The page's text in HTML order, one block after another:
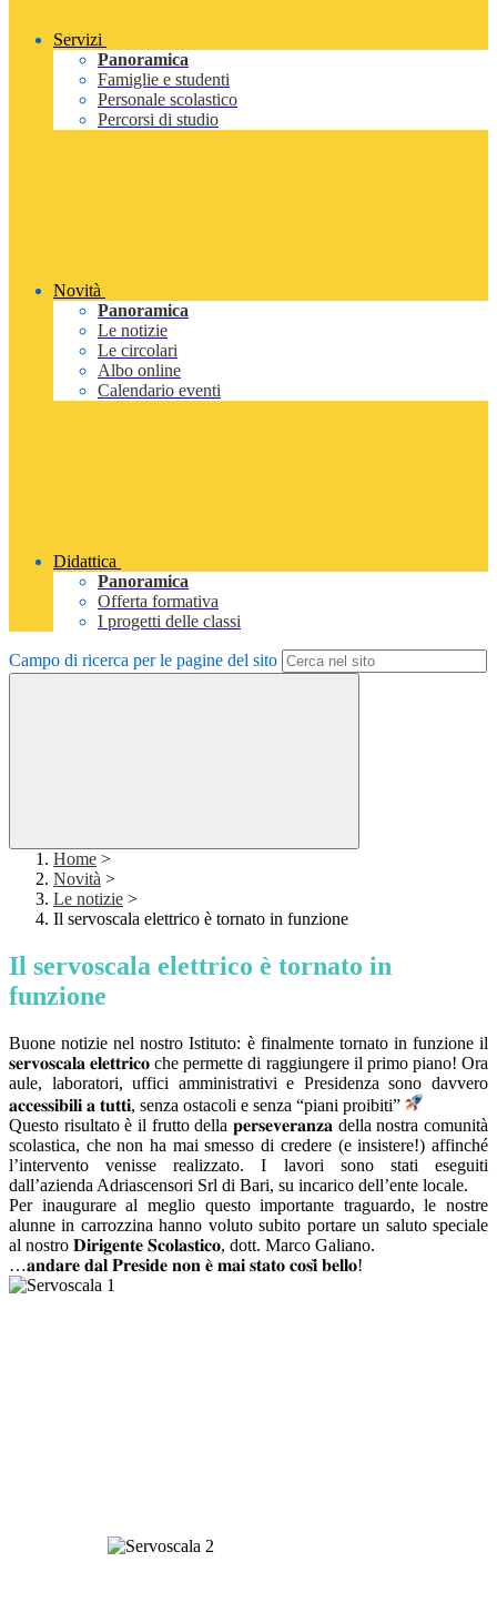
Servizi
Panoramica
Famiglie e studenti
Personale scolastico
Percorsi di studio
Novità
Panoramica
Le notizie
Le circolari
Albo online
Calendario eventi
Didattica
Panoramica
Offerta formativa
I progetti delle classi
Campo di ricerca per le pagine del sito
Home >
Novità >
Le notizie >
Il servoscala elettrico è tornato in funzione
Il servoscala elettrico è tornato in
funzione
Buone notizie nel nostro Istituto: è finalmente tornato in funzione il
𝐬𝐞𝐫𝐯𝐨𝐬𝐜𝐚𝐥𝐚 𝐞𝐥𝐞𝐭𝐭𝐫𝐢𝐜𝐨 che permette di raggiungere il primo piano! Ora
aule, laboratori, uffici amministrativi e Presidenza sono davvero
𝐚𝐜𝐜𝐞𝐬𝐬𝐢𝐛𝐢𝐥𝐢 𝐚 𝐭𝐮𝐭𝐭𝐢, senza ostacoli e senza “piani proibiti”
Questo risultato è il frutto della 𝐩𝐞𝐫𝐬𝐞𝐯𝐞𝐫𝐚𝐧𝐳𝐚 della nostra comunità
scolastica, che non ha mai smesso di credere (e insistere!) affinché
l’intervento venisse realizzato. I lavori sono stati eseguiti
dall’azienda Adriascensori Srl di Bari, su incarico dell’ente locale.
Per inaugurare al meglio questo importante traguardo, le nostre
alunne in carrozzina hanno voluto subito portare un saluto speciale
al nostro 𝐃𝐢𝐫𝐢𝐠𝐞𝐧𝐭𝐞 𝐒𝐜𝐨𝐥𝐚𝐬𝐭𝐢𝐜𝐨, dott. Marco Galiano.
…𝐚𝐧𝐝𝐚𝐫𝐞 𝐝𝐚𝐥 𝐏𝐫𝐞𝐬𝐢𝐝𝐞 𝐧𝐨𝐧 𝐞̀ 𝐦𝐚𝐢 𝐬𝐭𝐚𝐭𝐨 𝐜𝐨𝐬𝐢̀ 𝐛𝐞𝐥𝐥𝐨!